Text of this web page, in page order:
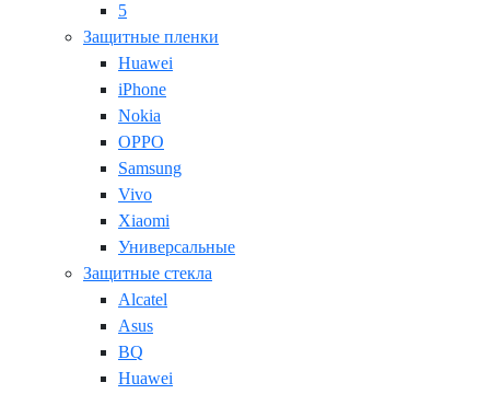
5
Защитные пленки
Huawei
iPhone
Nokia
OPPO
Samsung
Vivo
Xiaomi
Универсальные
Защитные стекла
Alcatel
Asus
BQ
Huawei